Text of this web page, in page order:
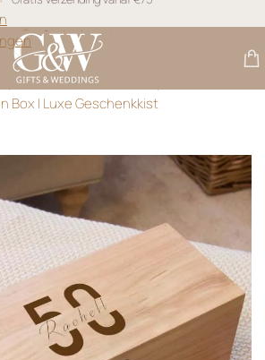
Gratis personalisatie
Gepersonaliseerde Whiskey Cadeaus
Box | Luxe Geschenkkist